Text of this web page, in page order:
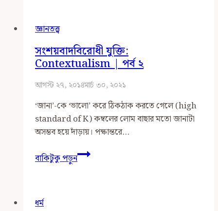
জ্ঞানতত্ত্ব
সংশয়বাদবিরোধী যুক্তি:
Contextualism | পর্ব ২
আগস্ট ২৭, ২০১৪মার্চ ৩০, ২০২১
‘জানা’-কে ‘ভালো’ করে ঠিকঠাক করতে গেলে (high
standard of K) কম্বলের লোম বাছার মতো জানাটা
অসম্ভব হয়ে দাঁড়ায়। পক্ষান্তরে…
বাকিটুকু পড়ুনসংশয়বাদবিরোধী
যুক্তি:
ধর্ম